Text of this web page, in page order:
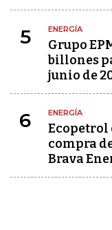
5 ENERGÍA
Grupo
billones
junio de
6 ENERGÍA
Ecopetrol
compra
Brava